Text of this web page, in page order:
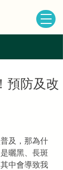
預防及改
及，那為什
曬黑、長斑
中會導致我